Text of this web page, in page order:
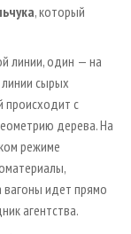
, который
линии, один — на
сырых
происходит с
дерева. На
режиме
вагоны идет прямо
агентства.